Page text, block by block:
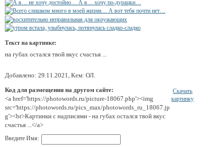
Текст на картинке:
на губах остался твой вкус счастья ...
Добавлено: 29.11.2021, Кем: ОЛ.
Код для размещения на другом сайте:
<a href='https://photowords.ru/picture-18067.php'><img
src='https://photowords.ru/pics_max/photowords_ru_18067.jp
g'><br>Картинки с надписями - на губах остался твой вкус
счастья ...</a>
Скачать
картинку
Введите Имя: